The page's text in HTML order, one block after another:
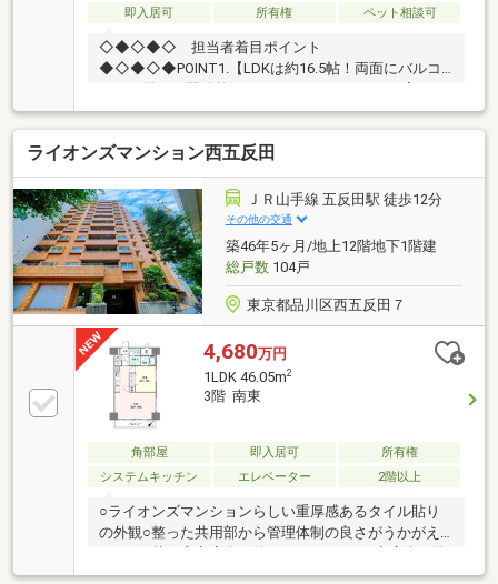
即入居可 所有権 ペット相談可
◇◆◇◆◇ 担当者着目ポイント
◆◇◆◇◆POINT1.【LDKは約16.5帖！両面にバルコ
ださい】POINT2.【全居室6帖以上の広さを確保、収納
も完備しました！適所に備えた豊富な収納設計も魅
力】POINT3.【武蔵小山駅徒歩8分・不動前駅徒歩6分
など2路線3駅利用可能で通勤・通学もスムーズ♪】
POINT4.【広大な敷地を誇る林試の森公園が徒歩圏
内。都心にありながらも緑の潤いを享受できるエリ
ア】◇◆◇◆◇◆◇◆◇◆◇◆◇◆◇◆◇◆『スー
モを見て』とお伝えいただくとスムーズです～東急リ
バブル武蔵小山センターまでお問い合わせ下さい～
ライオンズマンション西五反田
ＪＲ山手線 五反田駅 徒歩12分
その他の交通
築46年5ヶ月/地上12階地下1階建
総戸数104戸
東京都品川区西五反田７
4,680万円
1LDK 46.05m2
3階 南東
角部屋 即入居可
所有権
システムキッチン
エレベーター 2階以上
○ライオンズマンションらしい重厚感あるタイル貼り
の外観○整った共用部から管理体制の良さがうかがえ
1140m）が生活圏。五反田TOC（約120m）をはじめ、